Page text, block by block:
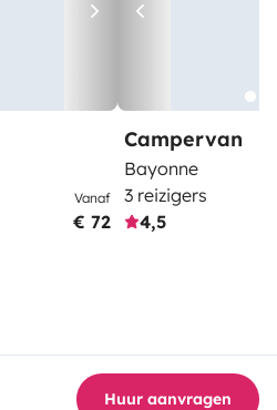
Vanaf
€ 72
Campervan
Bayonne
3 reizigers
4,5
Huur aanvragen